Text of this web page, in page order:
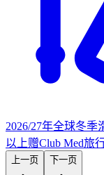
2026/27年全球冬季
以上赠Club Med旅
上一页 下一页